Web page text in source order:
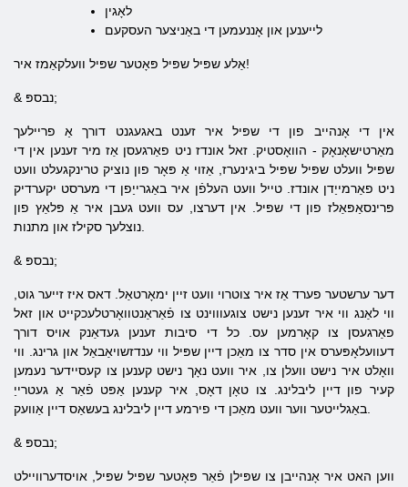
לאָגין
לייענען און אָננעמען די באַניצער העסקעם
אַלע שפּיל שפּיל פּאָטער שפּיל וועלקאַמז איר!
& נבספּ;
אין די אָנהייב פון די שפּיל איר זענט באגעגנט דורך אַ פריילעך
מאַרטישאָנאָק - הוואָסטיק. זאל אונדז ניט פאַרגעסן אַז מיר זענען אין די
שפּיל וועלט שפּיל שפּיל ביגינערז, אַזוי אַ פּאָר פון נוציק טרינקגעלט וועט
ניט פאַרמייַדן אונדז. טייל וועט העלפֿן איר באַגרייַפן די מערסט יקערדיק
פּרינסאַפּאַלז פון די שפּיל. אין דערצו, עס וועט געבן איר אַ פּלאַץ פון
& נבספּ;
דער ערשטער פערד אַז איר צוטרוי וועט זיין ימאָרטאַל. דאס איז זייער גוט,
ווי לאַנג ווי איר זענען נישט צוגעוווינט צו פֿאַראַנטוואָרטלעכקייט און זאל
פאַרגעסן צו קאָרמען עס. כל די סיבות זענען געדאַנק אויס דורך
דעוועלאָפּערס אין סדר צו מאַכן דיין שפּיל ווי ענדזשויאַבאַל און גרינג. ווי
וואָלט איר נישט וועלן צו, איר וועט נאָך נישט קענען צו קעסיידער נעמען
קעיר פון דיין ליבלינג. צו טאָן דאָס, איר קענען אַפּט פֿאַר אַ געטרייַ
& נבספּ;
ווען האט איר אָנהייבן צו שפּילן פֿאַר פּאָטער שפּיל שפּיל, אויסדערוויילט